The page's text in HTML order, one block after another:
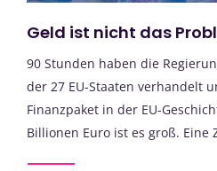
Geld ist nicht das
90 Stunden haben die
der 27 EU-Staaten verhandelt
Finanzpaket in der EU-
Billionen Euro ist es groß. Eine